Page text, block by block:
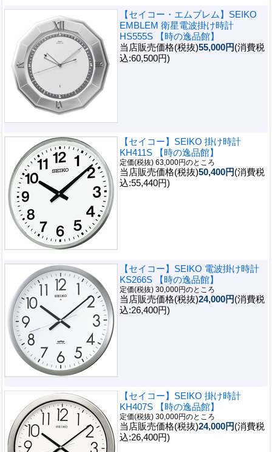
【セイコー・エムブレム】SEIKO
EMBLEM 衛星電波掛け時計
HS555S 【時の逸品館】
当店販売価格(税抜)55,000円(消費税
込:60,500円)
【セイコー】SEIKO 掛け時計
KH411S 【時の逸品館】
定価(税抜) 63,000円のところ
当店販売価格(税抜)50,400円(消費税
込:55,440円)
【セイコー】SEIKO 電波掛け時計
KS266S 【時の逸品館】
定価(税抜) 30,000円のところ
当店販売価格(税抜)24,000円(消費税
込:26,400円)
【セイコー】SEIKO 掛け時計
KH407S 【時の逸品館】
定価(税抜) 30,000円のところ
当店販売価格(税抜)24,000円(消費税
込:26,400円)